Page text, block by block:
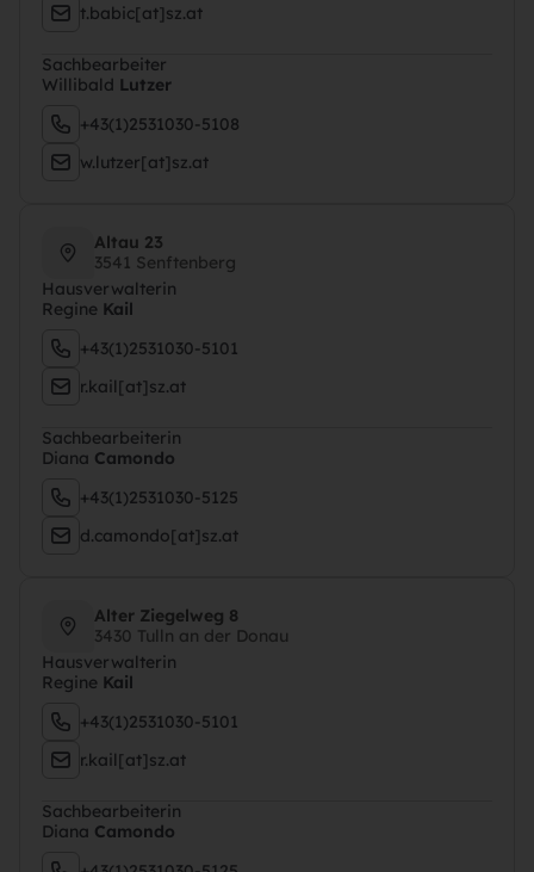
t.babic[at]sz.at
Sachbearbeiter
Willibald Lutzer
+43(1)2531030-5108
w.lutzer[at]sz.at
Altau 23
3541 Senftenberg
Hausverwalterin
Regine Kail
+43(1)2531030-5101
r.kail[at]sz.at
Sachbearbeiterin
Diana Camondo
+43(1)2531030-5125
d.camondo[at]sz.at
Alter Ziegelweg 8
3430 Tulln an der Donau
Hausverwalterin
Regine Kail
+43(1)2531030-5101
r.kail[at]sz.at
Sachbearbeiterin
Diana Camondo